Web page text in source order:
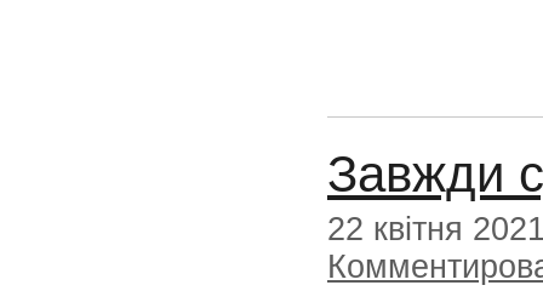
Завжди
22 квітня